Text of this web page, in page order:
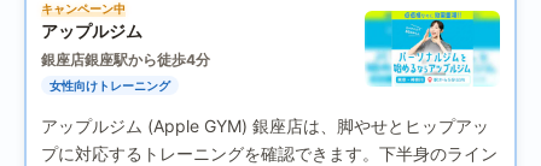
キャンペーン中
アップルジム
銀座店銀座駅から徒歩4分
女性向けトレーニング
アップルジム (Apple GYM) 銀座店は、脚やせとヒップアッ
プに対応するトレーニングを確認できます。下半身のライン